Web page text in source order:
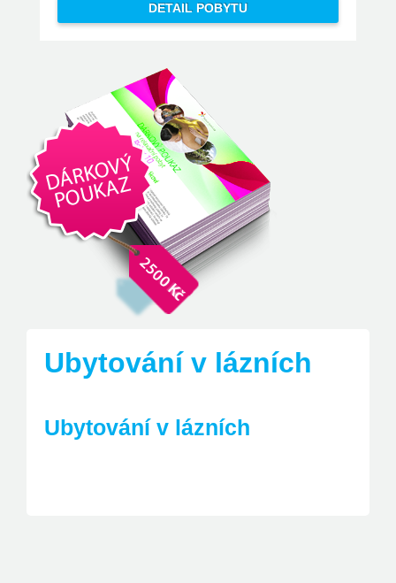
DETAIL POBYTU
Ubytování v lázních
Ubytování v lázních